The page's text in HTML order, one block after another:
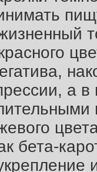
а
бета-